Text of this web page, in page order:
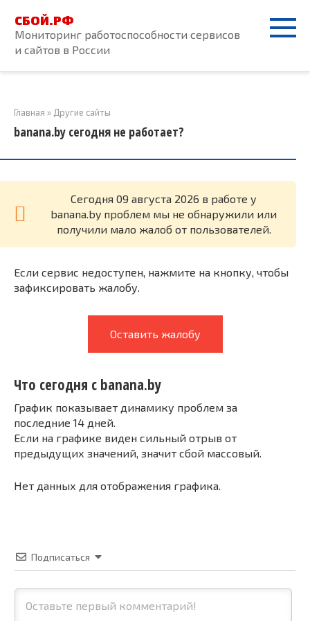
контенту
СБОЙ.РФ
Мониторинг работоспособности сервисов
и сайтов в России
Главная » Другие сайты
banana.by сегодня не работает?
Cегодня 09 августа 2026 в работе у
banana.by проблем мы не обнаружили или
получили мало жалоб от пользователей.
Если сервис недоступен, нажмите на кнопку, чтобы
зафиксировать жалобу.
Оставить жалобу
Что сегодня с banana.by
График показывает динамику проблем за
последние 14 дней.
Если на графике виден сильный отрыв от
предыдущих значений, значит сбой массовый.
Нет данных для отображения графика.
Подписаться